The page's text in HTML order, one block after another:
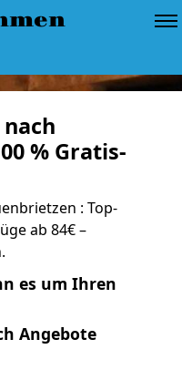
% Gratis-
: Top-
ab 84€ –
es um Ihren
Angebote